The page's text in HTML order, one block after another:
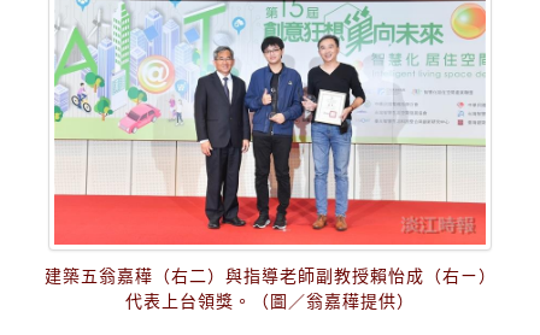
建築五翁嘉䅿（右二）與指導老師副教授賴怡成（右ㄧ）
代表上台領獎。（圖／翁嘉䅿提供）